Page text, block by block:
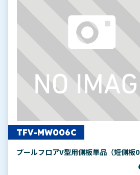
TFV-MW006C
プールフロアV型用側板単品（短側板